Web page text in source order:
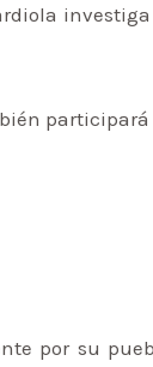
participará
por su